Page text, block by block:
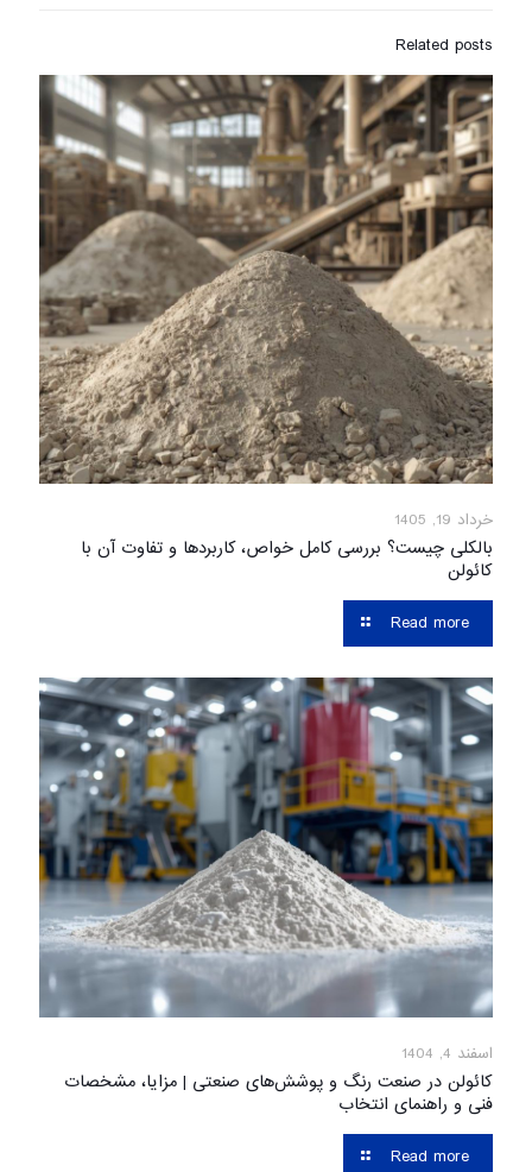
Related posts
خرداد 19, 1405
بالکلی چیست؟ بررسی کامل خواص، کاربردها و تفاوت آن با
کائولن
Read more
اسفند 4, 1404
کائولن در صنعت رنگ و پوشش‌های صنعتی | مزایا، مشخصات
فنی و راهنمای انتخاب
Read more